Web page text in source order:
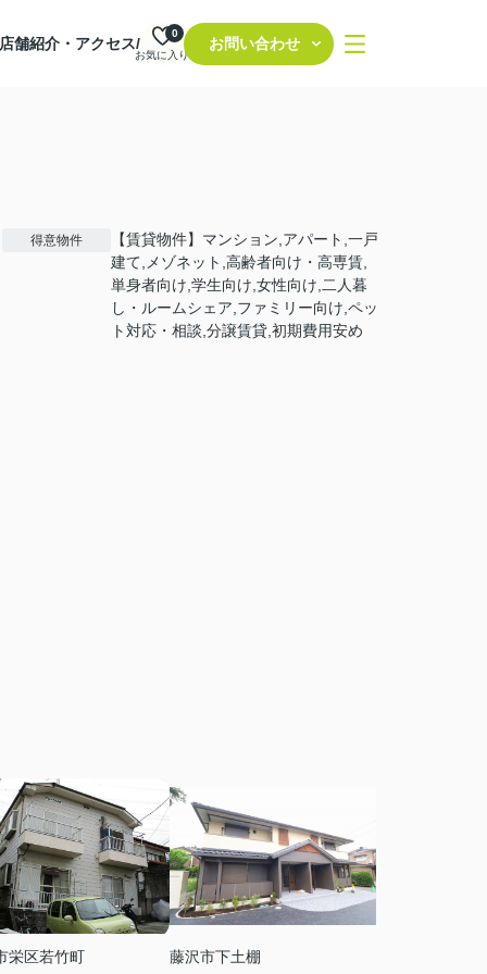
店舗紹介・アクセス/
お気に入り
0
お問い合わせ
得意物件
【賃貸物件】マンション,アパート,一戸
建て,メゾネット,高齢者向け・高専賃,
単身者向け,学生向け,女性向け,二人暮
し・ルームシェア,ファミリー向け,ペッ
ト対応・相談,分譲賃貸,初期費用安め
栄区若竹町
藤沢市下土棚